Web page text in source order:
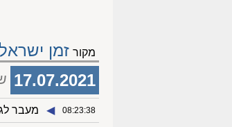
מקור זמן
17.07.2021
08:23:38
◀︎ מעבר